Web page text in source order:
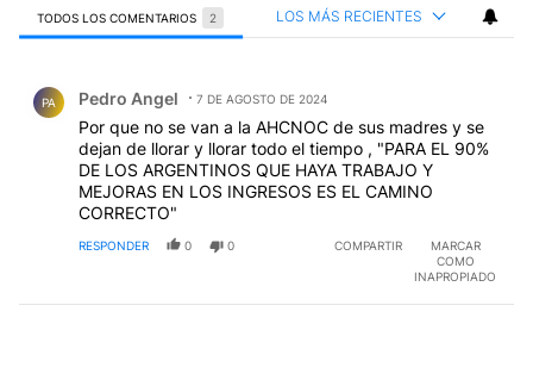
TODOS LOS COMENTARIOS 2 LOS MÁS RECIENTES
PA Pedro Angel 7 DE AGOSTO DE 2024
Por que no se van a la AHCNOC de sus madres y se
dejan de llorar y llorar todo el tiempo , "PARA EL 90%
DE LOS ARGENTINOS QUE HAYA TRABAJO Y
MEJORAS EN LOS INGRESOS ES EL CAMINO
CORRECTO"
RESPONDER 0 0 COMPARTIR
MARCAR
COMO
INAPROPIADO